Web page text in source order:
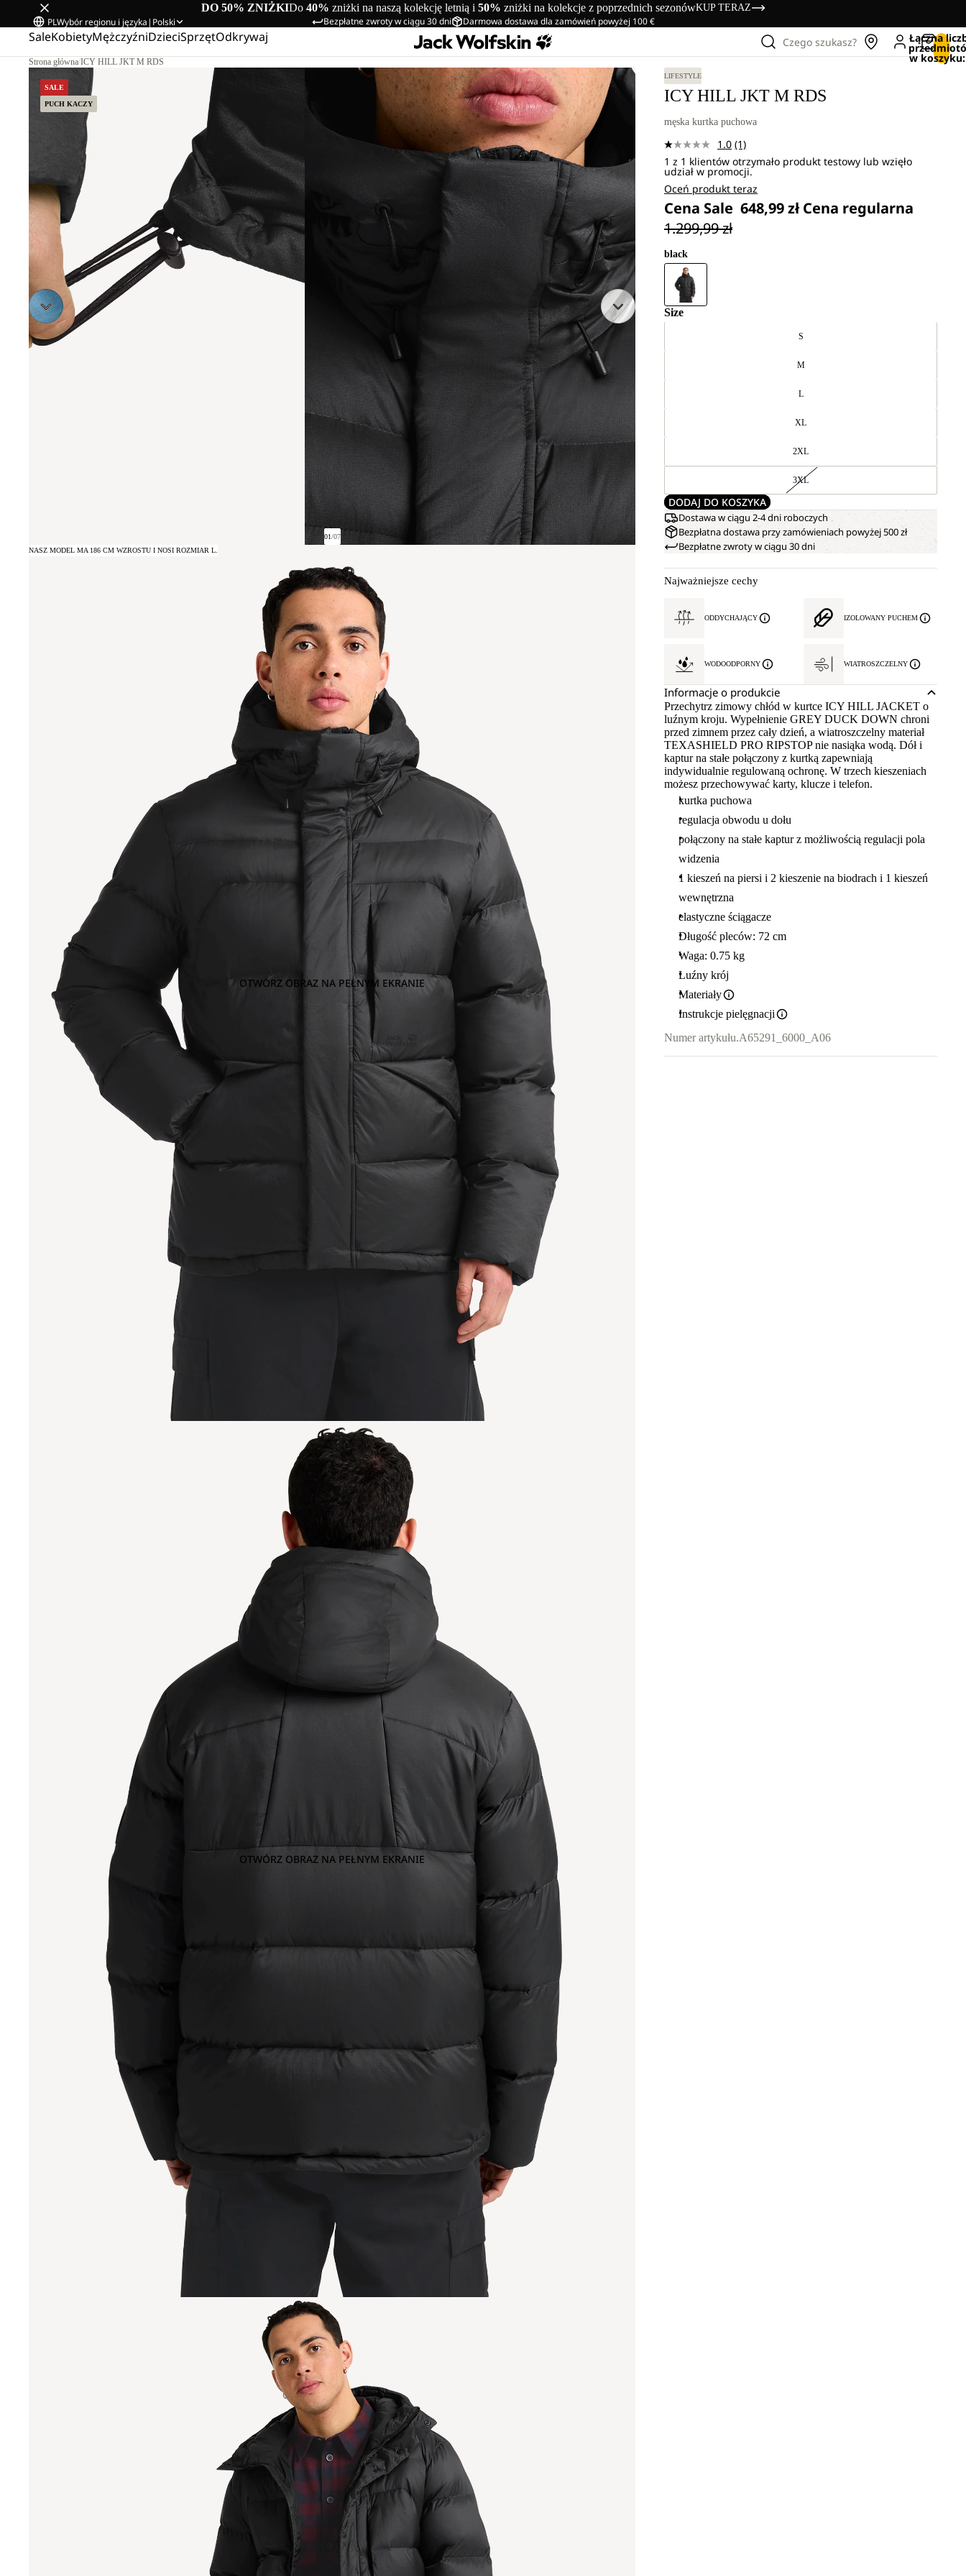
DO 50% ZNIŻKIDo 40% zniżki na naszą kolekcję letnią i 50% zniżki na kolekcje z poprzednich sezonówKUP TERAZ
Bezpłatne zwroty w ciągu 30 dni Darmowa dostawa dla zamówień powyżej 100 €
PLWybór regionu i języka| Polski
SaleKobietyMężczyźniDzieciSprzętOdkrywaj Czego szukasz? Łączna
w
Strona główna/ICY HILL JKT M RDS
SALE
PUCH KACZY
01/07
OTWÓRZ OBRAZ NA PEŁNYM EKRANIE
NASZ MODEL MA 186 CM WZROSTU I NOSI ROZMIAR L.
OTWÓRZ OBRAZ NA PEŁNYM EKRANIE
LIFESTYLE
ICY HILL JKT M RDS
męska kurtka puchowa
1.0 Czytaj
1
Recenzję.
Łącze
do
tej
(1)
1 z 1 klientów otrzymało produkt testowy lub wzięło
udział w promocji.
Oceń produkt teraz
Cena Sale 648,99 zł Cena regularna
1.299,99 zł
black
Size
S
M
L
XL
2XL
3XL
DODAJ DO KOSZYKA
Dostawa w ciągu 2-4 dni roboczych
Bezpłatna dostawa przy zamówieniach powyżej 500 zł
Bezpłatne zwroty w ciągu 30 dni
Najważniejsze cechy
ODDYCHAJĄCY IZOLOWANY PUCHEM
WODOODPORNY WIATROSZCZELNY
Informacje o produkcie
Przechytrz zimowy chłód w kurtce ICY HILL JACKET o
luźnym kroju. Wypełnienie GREY DUCK DOWN chroni
przed zimnem przez cały dzień, a wiatroszczelny materiał
TEXASHIELD PRO RIPSTOP nie nasiąka wodą. Dół i
kaptur na stałe połączony z kurtką zapewniają
indywidualnie regulowaną ochronę. W trzech kieszeniach
możesz przechowywać karty, klucze i telefon.
kurtka puchowa
regulacja obwodu u dołu
połączony na stałe kaptur z możliwością regulacji pola
widzenia
1 kieszeń na piersi i 2 kieszenie na biodrach i 1 kieszeń
wewnętrzna
elastyczne ściągacze
Długość pleców: 72 cm
Waga: 0.75 kg
Luźny krój
Materiały
Instrukcje pielęgnacji
Numer artykułu.A65291_6000_A06